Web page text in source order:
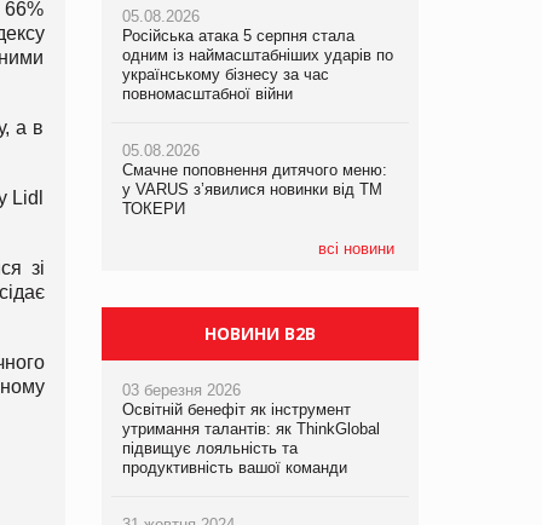
а в
Lidl
зі
05.08.2026
Російська атака 5 серпня стала
одним із наймасштабніших ударів по
українському бізнесу за час
повномасштабної війни
05.08.2026
Смачне поповнення дитячого меню:
у VARUS з’явилися новинки від ТМ
ТОКЕРИ
всі новини
05.08.2026
Російська атака 5 серпня стала
одним із наймасштабніших ударів по
українському бізнесу за час
повномасштабної війни
05.08.2026
Смачне поповнення дитячого меню:
у VARUS з’явилися новинки від ТМ
ТОКЕРИ
рекламі екологічних продуктів
05.08.2026
AstraZeneca обговорює найбільшу
НОВИНИ B2B
03 березня 2026
Освітній бенефіт як інструмент
утримання талантів: як ThinkGlobal
підвищує лояльність та
продуктивність вашої команди